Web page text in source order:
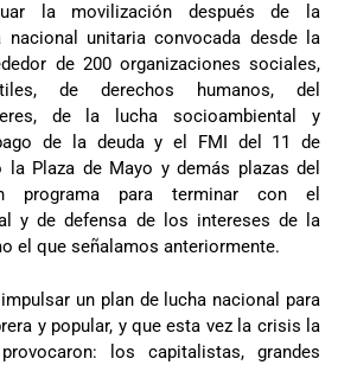
la movilización después de la
nacional unitaria convocada desde la
de 200 organizaciones sociales,
de derechos humanos, del
de la lucha socioambiental y
de la deuda y el FMI del 11 de
Plaza de Mayo y demás plazas del
programa para terminar con el
y de defensa de los intereses de la
el que señalamos anteriormente.
un plan de lucha nacional para
y popular, y que esta vez la crisis la
los capitalistas, grandes